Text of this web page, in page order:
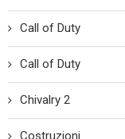
Call of Duty
Call of Duty
Chivalry 2
Costruzioni